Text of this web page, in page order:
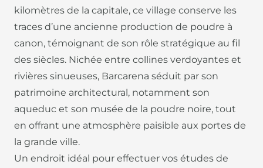
kilomètres de la capitale, ce village conserve les
traces d’une ancienne production de poudre à
canon, témoignant de son rôle stratégique au fil
des siècles. Nichée entre collines verdoyantes et
rivières sinueuses, Barcarena séduit par son
patrimoine architectural, notamment son
aqueduc et son musée de la poudre noire, tout
en offrant une atmosphère paisible aux portes de
la grande ville.
Un endroit idéal pour effectuer vos études de